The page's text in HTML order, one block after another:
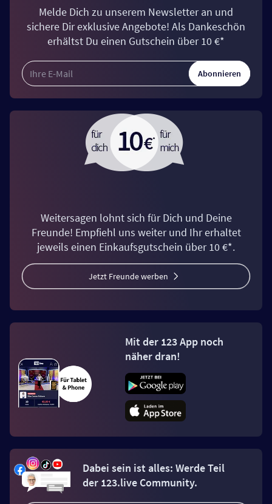
Melde Dich zu unserem Newsletter an und
sichere Dir exklusive Angebote! Als Dankeschön
erhältst Du einen Gutschein über 10 €*
Abonnieren
Weitersagen lohnt sich für Dich und Deine
Freunde! Empfiehl uns weiter und Ihr erhaltet
jeweils einen Einkaufsgutschein über 10 €*.
Jetzt Freunde werben
Mit der 123 App noch
näher dran!
Dabei sein ist alles: Werde Teil
der 123.live Community.